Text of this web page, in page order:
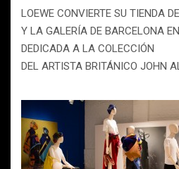
LOEWE CONVIERTE SU TIENDA
Y LA GALERÍA DE BARCELONA
DEDICADA A LA COLECCIÓN
DEL ARTISTA BRITÁNICO JOHN